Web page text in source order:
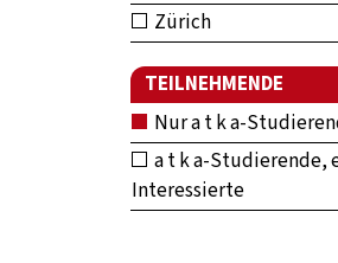
Zürich
TEILNEHMENDE
Nur a t k a-
a t k a-Studierende,
Interessierte